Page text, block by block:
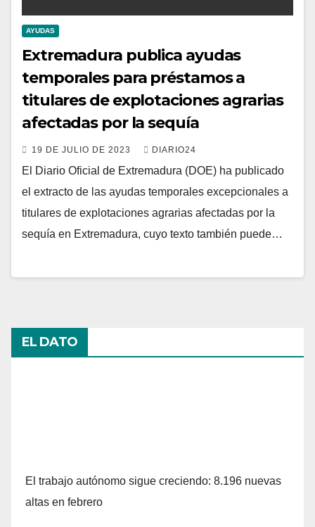
AYUDAS
Extremadura publica ayudas
temporales para préstamos a
titulares de explotaciones agrarias
afectadas por la sequía
19 DE JULIO DE 2023 DIARIO24
El Diario Oficial de Extremadura (DOE) ha publicado
el extracto de las ayudas temporales excepcionales a
titulares de explotaciones agrarias afectadas por la
sequía en Extremadura, cuyo texto también puede…
EL DATO
El trabajo autónomo sigue creciendo: 8.196 nuevas
altas en febrero